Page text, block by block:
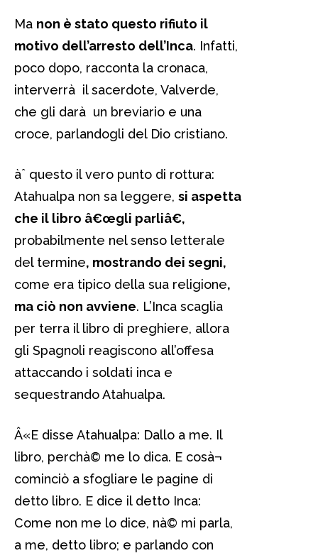
Ma non è stato questo rifiuto il
motivo dell’arresto dell’Inca. Infatti,
poco dopo, racconta la cronaca,
interverrà il sacerdote, Valverde,
che gli darà un breviario e una
croce, parlandogli del Dio cristiano.
àˆ questo il vero punto di rottura:
Atahualpa non sa leggere, si aspetta
che il libro â€œgli parliâ€,
probabilmente nel senso letterale
del termine, mostrando dei segni,
come era tipico della sua religione,
ma ciò non avviene. L’Inca scaglia
per terra il libro di preghiere, allora
gli Spagnoli reagiscono all’offesa
attaccando i soldati inca e
sequestrando Atahualpa.
Â«E disse Atahualpa: Dallo a me. Il
libro, perchà© me lo dica. E cosà¬
cominciò a sfogliare le pagine di
detto libro. E dice il detto Inca:
Come non me lo dice, nà© mi parla,
a me, detto libro; e parlando con